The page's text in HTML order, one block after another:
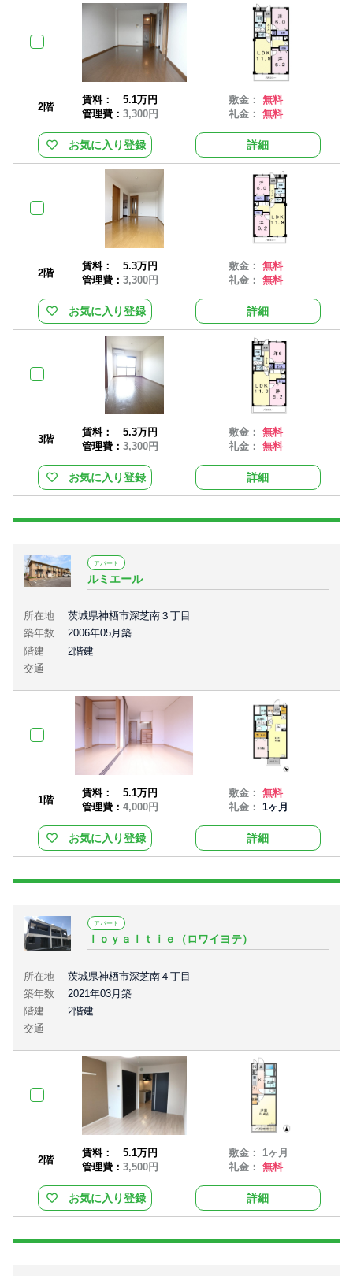
2階
賃料：
5.1万円
管理費： 3,300円
敷金：無料
礼金：無料
お気に入り登録 詳細
2階
賃料：
5.3万円
管理費： 3,300円
敷金：無料
礼金：無料
お気に入り登録 詳細
3階
賃料：
5.3万円
管理費： 3,300円
敷金：無料
礼金：無料
お気に入り登録 詳細
アパート
ルミエール
所在地
茨城県神栖市深芝南３丁目
築年数
2006年05月築
階建
2階建
交通
1階
賃料：
5.1万円
管理費： 4,000円
敷金：無料
礼金：1ヶ月
お気に入り登録 詳細
アパート
ｌｏｙａｌｔｉｅ（ロワイヨテ）
所在地
茨城県神栖市深芝南４丁目
築年数
2021年03月築
階建
2階建
交通
2階
賃料：
5.1万円
管理費： 3,500円
敷金： 1ヶ月
礼金：無料
お気に入り登録 詳細